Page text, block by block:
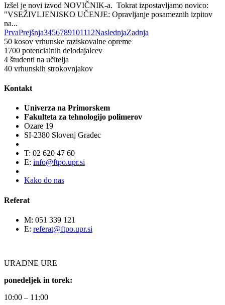
Izšel je novi izvod NOVIČNIK-a. Tokrat izpostavljamo novico:
"VSEŽIVLJENJSKO UČENJE: Opravljanje posameznih izpitov
na...
PrvaPrejšnja3456789101112NaslednjaZadnja
50 kosov vrhunske raziskovalne opreme
1700 potencialnih delodajalcev
4 študenti na učitelja
40 vrhunskih strokovnjakov
Kontakt
Univerza na Primorskem
Fakulteta za tehnologijo polimerov
Ozare 19
SI-2380 Slovenj Gradec
T: 02 620 47 60
E: info@ftpo.upr.si
Kako do nas
Referat
M: 051 339 121
E: referat@ftpo.upr.si
URADNE URE
ponedeljek in torek:
10:00 – 11:00